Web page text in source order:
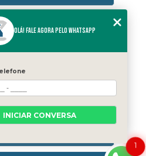
ONLINE
AGENDA
CONTATO
1
Olá! Fale agora pelo WhatsApp
INICIAR CONVERSA